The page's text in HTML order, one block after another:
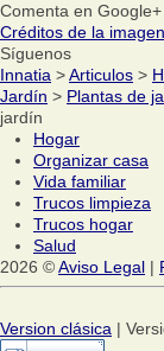
Comenta en Google+
Créditos de la imagen
Síguenos
Innatia >Articulos >
Jardín > Plantas de
jardín
Hogar
Organizar casa
Vida familiar
Trucos limpieza
Trucos hogar
Salud
2026 ©Aviso Legal |
Version clásica |